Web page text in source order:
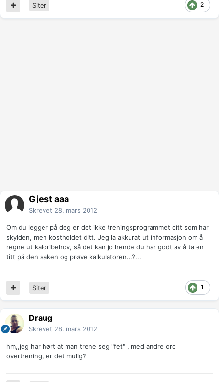
2
Siter
Gjest aaa
Skrevet 28. mars 2012
Om du legger på deg er det ikke treningsprogrammet ditt som har
skylden, men kostholdet ditt. Jeg la akkurat ut informasjon om å
regne ut kaloribehov, så det kan jo hende du har godt av å ta en
titt på den saken og prøve kalkulatoren...?...
1
Siter
Draug
Skrevet 28. mars 2012
hm,,jeg har hørt at man trene seg "fet" , med andre ord
overtrening, er det mulig?